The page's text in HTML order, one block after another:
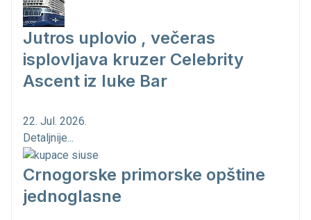
Jutros uplovio , večeras
isplovljava kruzer Celebrity
Ascent iz luke Bar
22. Jul. 2026.
Detaljnije...
Crnogorske primorske opštine
jednoglasne